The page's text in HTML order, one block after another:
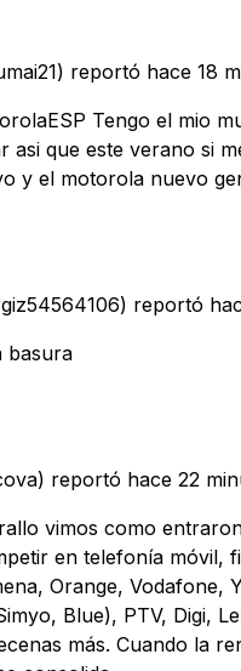
reportó hace 18
Tengo el mio
asi que este verano si
y el motorola nuevo
reportó
basura
reportó hace 22
vimos como
en telefonía móvil,
Orange, Vodafone,
Blue), PTV, Digi,
más. Cuando la